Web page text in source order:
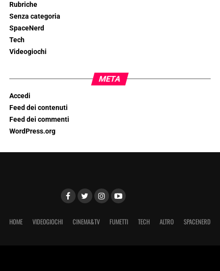
Rubriche
Senza categoria
SpaceNerd
Tech
Videogiochi
META
Accedi
Feed dei contenuti
Feed dei commenti
WordPress.org
HOME VIDEOGIOCHI CINEMA&TV FUMETTI TECH ALTRO SPACENERD